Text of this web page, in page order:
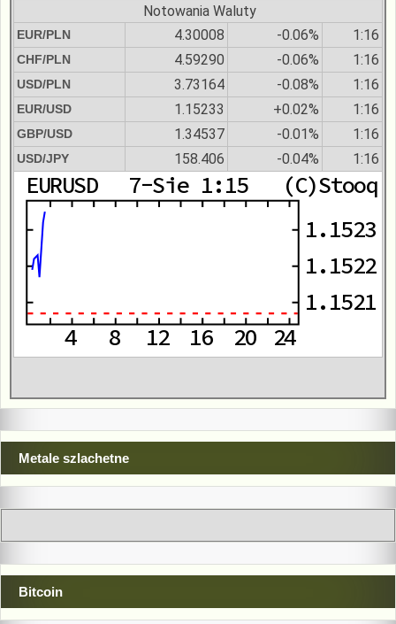
Notowania Waluty
EUR/PLN 4.30008 -0.06% 1:16
CHF/PLN 4.59290 -0.06% 1:16
USD/PLN 3.73164 -0.08% 1:16
EUR/USD 1.15233 +0.02% 1:16
GBP/USD 1.34537 -0.01% 1:16
USD/JPY 158.406 -0.04% 1:16
Metale szlachetne
Bitcoin